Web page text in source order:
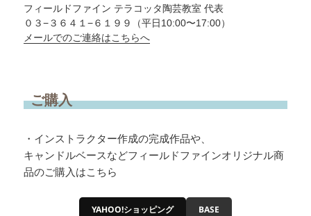
フィールドファイン テラコッタ陶芸教室 代表
０３−３６４１−６１９９（平日10:00〜17:00）
メールでのご連絡はこちらへ
ご購入
・インストラクター作成の完成作品や、
キャンドルベースなどフィールドファインオリジナル商
品のご購入はこちら
YAHOO!ショッピング BASE